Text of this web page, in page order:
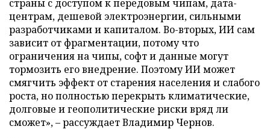
страны с доступом к передовым чипам, дата-
центрам, дешевой электроэнергии, сильными
разработчиками и капиталом. Во-вторых, ИИ сам
зависит от фрагментации, потому что
ограничения на чипы, софт и данные могут
тормозить его внедрение. Поэтому ИИ может
смягчить эффект от старения населения и слабого
роста, но полностью перекрыть климатические,
долговые и геополитические риски вряд ли
сможет», – рассуждает Владимир Чернов.